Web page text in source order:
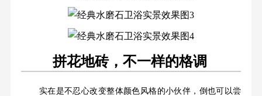
拼花地砖，不一样的格调
实在是不忍心改变整体颜色风格的小伙伴，倒也可以尝